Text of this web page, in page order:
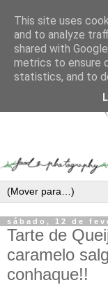
sábado, 12 de
Tarte de
caramelo
conhaque!!
This site uses
and to analyze
shared with
metrics to ensure
statistics, and to